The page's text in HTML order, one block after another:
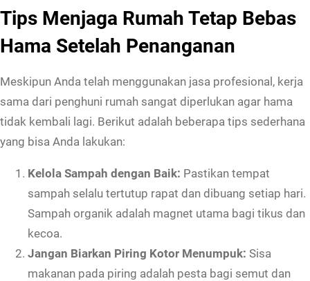
Tips Menjaga Rumah Tetap Bebas
Hama Setelah Penanganan
Meskipun Anda telah menggunakan jasa profesional, kerja
sama dari penghuni rumah sangat diperlukan agar hama
tidak kembali lagi. Berikut adalah beberapa tips sederhana
yang bisa Anda lakukan:
Kelola Sampah dengan Baik: Pastikan tempat
sampah selalu tertutup rapat dan dibuang setiap hari.
Sampah organik adalah magnet utama bagi tikus dan
kecoa.
Jangan Biarkan Piring Kotor Menumpuk: Sisa
makanan pada piring adalah pesta bagi semut dan